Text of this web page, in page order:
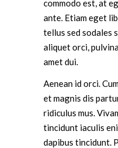
commodo est, at
ante. Etiam eget
tellus sed sodales
aliquet orci,
amet dui.
Aenean id orci.
et magnis dis
ridiculus mus.
tincidunt iaculis
dapibus tincidunt.